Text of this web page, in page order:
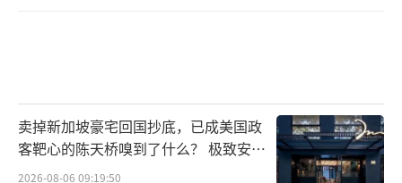
卖掉新加坡豪宅回国抄底，已成美国政
客靶心的陈天桥嗅到了什么？ 极致安全
的追寻
2026-08-06 09:19:50